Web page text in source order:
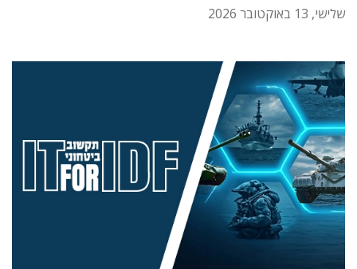
שלישי, 13 באוקטובר 2026